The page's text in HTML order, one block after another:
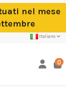
nel mese
Italiano
0